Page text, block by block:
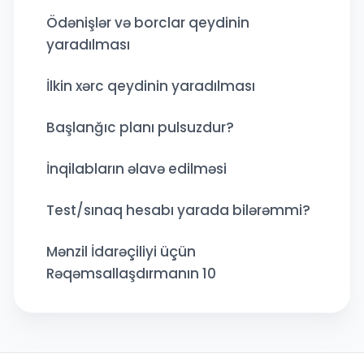
Ödənişlər və borclar qeydinin
yaradılması
İlkin xərc qeydinin yaradılması
Başlanğıc planı pulsuzdur?
İnqilabların əlavə edilməsi
Test/sınaq hesabı yarada bilərəmmi?
Mənzil İdarəçiliyi üçün
Rəqəmsallaşdırmanın 10